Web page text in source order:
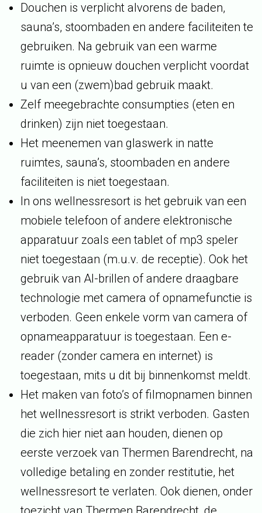
Douchen is verplicht alvorens de baden,
sauna’s, stoombaden en andere faciliteiten te
gebruiken. Na gebruik van een warme
ruimte is opnieuw douchen verplicht voordat
u van een (zwem)bad gebruik maakt.
Zelf meegebrachte consumpties (eten en
drinken) zijn niet toegestaan.
Het meenemen van glaswerk in natte
ruimtes, sauna’s, stoombaden en andere
faciliteiten is niet toegestaan.
In ons wellnessresort is het gebruik van een
mobiele telefoon of andere elektronische
apparatuur zoals een tablet of mp3 speler
niet toegestaan (m.u.v. de receptie). Ook het
gebruik van AI-brillen of andere draagbare
technologie met camera of opnamefunctie is
verboden. Geen enkele vorm van camera of
opnameapparatuur is toegestaan. Een e-
reader (zonder camera en internet) is
toegestaan, mits u dit bij binnenkomst meldt.
Het maken van foto’s of filmopnamen binnen
het wellnessresort is strikt verboden. Gasten
die zich hier niet aan houden, dienen op
eerste verzoek van Thermen Barendrecht, na
volledige betaling en zonder restitutie, het
wellnessresort te verlaten. Ook dienen, onder